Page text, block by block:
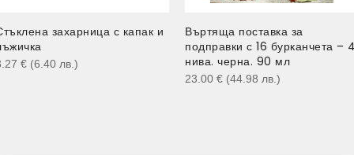
захарница с капак и
€ (6.40 лв. )
Въртяща поставка за
подправки с 16 бурканчета –
нива. черна. 90 мл
23.00 € (44.98 лв. )